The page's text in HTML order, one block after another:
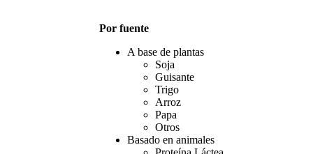
Por fuente
A base de plantas
Soja
Guisante
Trigo
Arroz
Papa
Otros
Basado en animales